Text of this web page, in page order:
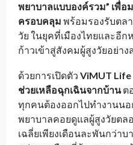
พยาบาลแบบองค์รวม” เพื่
ครอบคลุม พร้อมรองรับตล
วัย ในยุคที่เมืองไทยและอีก
ก้าวเข้าสู่สังคมผู้สูงวัยอย่า
ด้วยการเปิดตัว ViMUT Life
ช่วยเหลือฉุกเฉินจากบ้านต
ทุกคนต้องออกไปทำงานน
พยาบาลคอยดูแลผู้สูงวัยตล
เฉลี่ยเพียงเดือนละพันกว่า